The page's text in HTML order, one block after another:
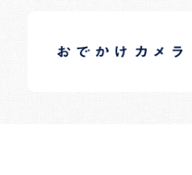
日常の様子など随時更新中です。